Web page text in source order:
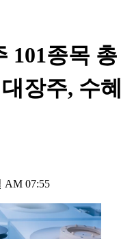
101종목 총
장주, 수혜
AM 07:55